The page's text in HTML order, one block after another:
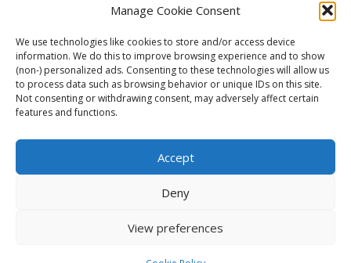
Manage Cookie Consent
We use technologies like cookies to store and/or access device
information. We do this to improve browsing experience and to show
(non-) personalized ads. Consenting to these technologies will allow us
to process data such as browsing behavior or unique IDs on this site.
Not consenting or withdrawing consent, may adversely affect certain
features and functions.
Accept
Deny
View preferences
Cake
Proudly powered by WordPress
Themes